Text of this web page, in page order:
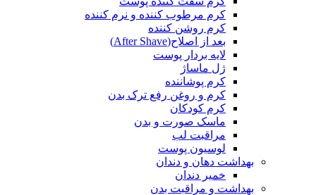
کرم مرطوب کننده و نرم کننده
کرم روشن کننده
بعد از اصلاح(After Shave)
لایه بردار پوست
ژل ماساژ
کرم پوشاننده
کرم و روغن رفع ترک بدن
کرم کودکان
ماسک صورت و بدن
مراقبت لب
لوسیون پوست
بهداشت دهان و دندان
خمیر دندان
بهداشت و مراقبت بدن